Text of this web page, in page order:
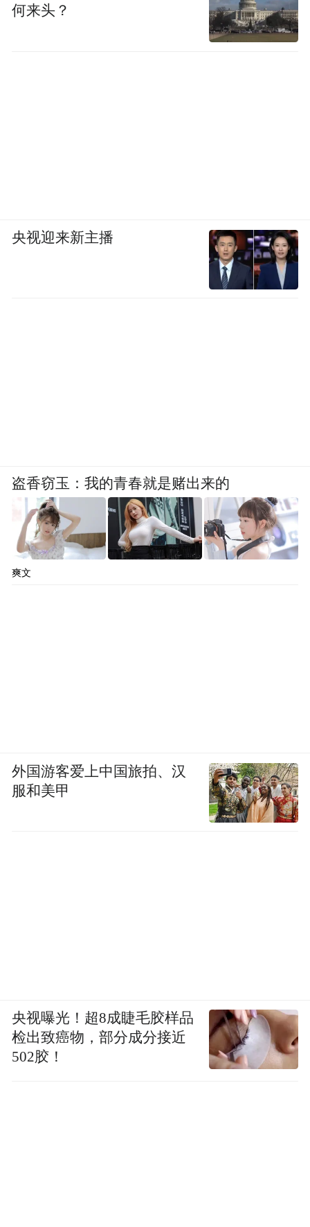
何来头？
央视迎来新主播
盗香窃玉：我的青春就是赌出来的
爽文
外国游客爱上中国旅拍、汉
服和美甲
央视曝光！超8成睫毛胶样品
检出致癌物，部分成分接近
502胶！